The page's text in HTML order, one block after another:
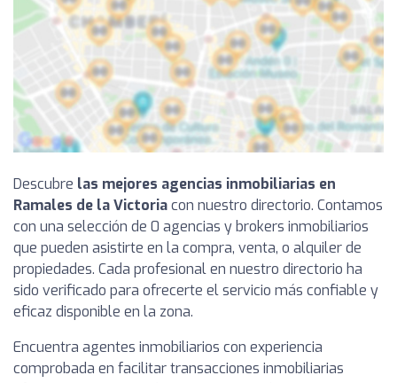
Descubre las mejores agencias inmobiliarias en
Ramales de la Victoriacon nuestro directorio. Contamos
con una selección de 0 agencias y brokers inmobiliarios
que pueden asistirte en la compra, venta, o alquiler de
propiedades. Cada profesional en nuestro directorio ha
sido verificado para ofrecerte el servicio más confiable y
eficaz disponible en la zona.
Encuentra agentes inmobiliarios con experiencia
comprobada en facilitar transacciones inmobiliarias